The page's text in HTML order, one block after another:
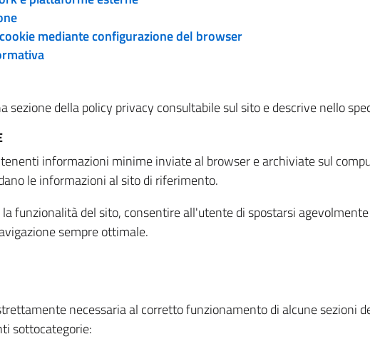
mediante configurazione del browser
sezione della policy privacy consultabile sul sito e descrive nello
informazioni minime inviate al browser e archiviate sul
le informazioni al sito di riferimento.
funzionalità del sito, consentire all'utente di spostarsi
sempre ottimale.
necessaria al corretto funzionamento di alcune sezioni
sottocategorie: